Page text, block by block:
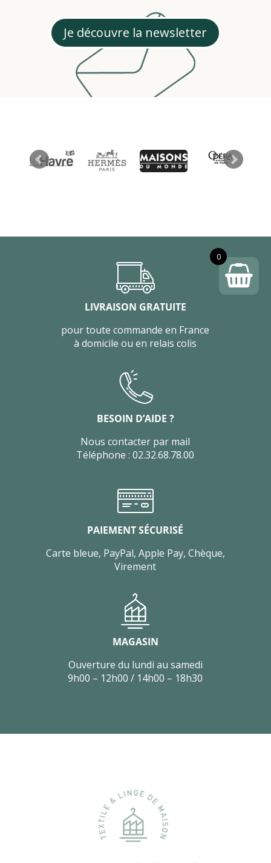
Je découvre la newsletter
LIVRAISON GRATUITE
pour toute commande en France
à domicile ou en relais colis
BESOIN D’AIDE ?
Nous contacter par mail
Téléphone : 02.32.68.78.00
PAIEMENT SÉCURISÉ
Carte bleue, PayPal, Apple Pay, Chèque,
Virement
MAGASIN
Ouverture du lundi au samedi
9h00 – 12h00 / 14h00 – 18h30
0